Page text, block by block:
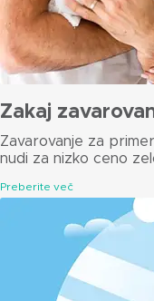
Zakaj
Zavarovanje za
nudi za nizko ceno
Preberite več